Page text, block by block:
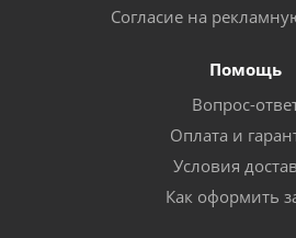
Согласие на
Помощь
Вопрос-
Оплата и
Условия
Как оформить